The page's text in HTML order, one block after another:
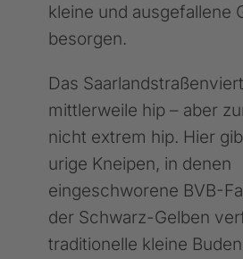
kleine und ausgefallene
besorgen.
Das
mittlerweile hip – aber
nicht extrem hip. Hier
urige Kneipen, in denen
eingeschworene BVB-
der Schwarz-Gelben
traditionelle kleine